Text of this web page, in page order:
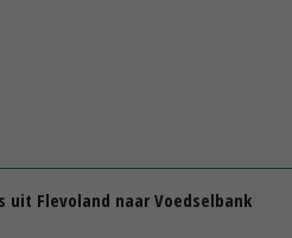
uit Flevoland naar Voedselbank